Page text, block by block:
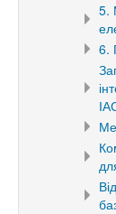
5.
6.